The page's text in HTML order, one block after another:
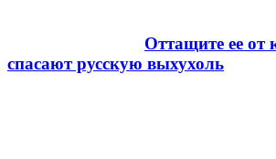
Оттащите ее от
спасают русскую выхухоль